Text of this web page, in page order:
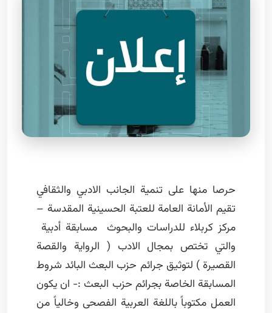
حرصا منها على تنمية الجانب الادبي والثقافي
تقيم الأمانة العامة للعتبة الحسينية المقدسة –
مركز كربلاء للدراسات والبحوث مسابقة أدبية
والتي تختص بمجال الادب ( الرواية والقصة
القصيرة ) لتوثيق جرائم حزب البعث البائد شروط
المسابقة الخاصة بجرائم حزب البعث :- ان يكون
العمل مكتوباً باللغة العربية الفصحى وخالياً من